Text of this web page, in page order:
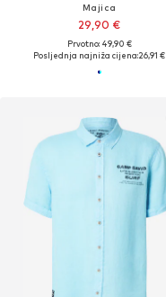
Majica
29,90 €
Prvotno: 49,90 €
Posljednja najniža cijena:26,91 €